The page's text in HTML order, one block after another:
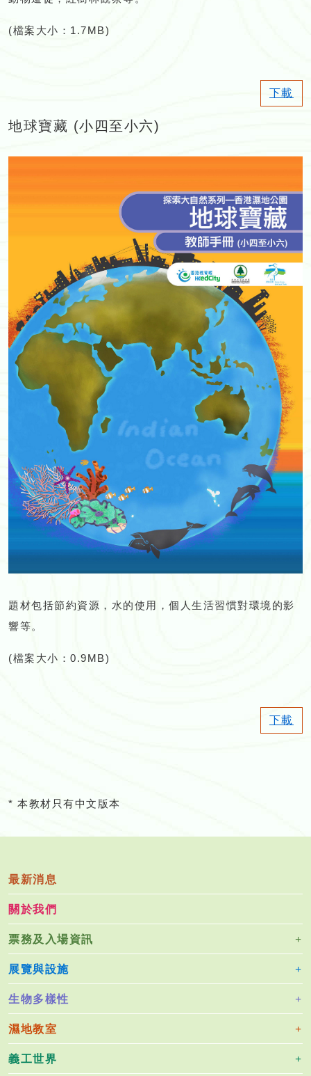
(檔案大小：1.7MB)
下載
地球寶藏 (小四至小六)
題材包括節約資源，水的使用，個人生活習慣對環境的影
響等。
(檔案大小：0.9MB)
下載
* 本教材只有中文版本
最新消息
關於我們
票務及入場資訊
展覽與設施
生物多樣性
濕地教室
義工世界